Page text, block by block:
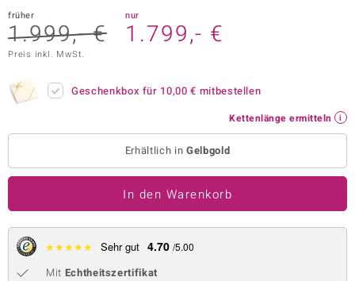
Collection
BY DE MELO
Collection
früher
1.999,- €
nur
1.799,- €
Preis inkl. MwSt.
Geschenkbox für 10,00 € mitbestellen
Kettenlänge ermitteln
Erhältlich in Gelbgold
In den Warenkorb
★★★★★ Sehr gut 4.70 /5.00
Mit Echtheitszertifikat